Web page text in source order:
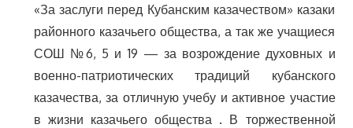
«За заслуги перед Кубанским казачеством» казаки
районного казачьего общества, а так же учащиеся
СОШ №6, 5 и 19 — за возрождение духовных и
военно-патриотических традиций кубанского
казачества, за отличную учебу и активное участие
в жизни казачьего общества . В торжественной